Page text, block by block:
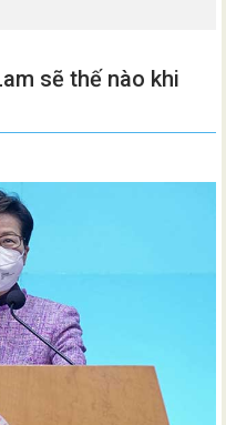
sẽ thế nào khi